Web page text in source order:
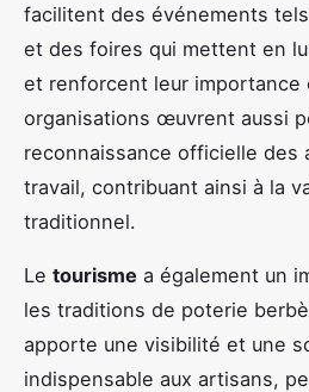
facilitent des événements
et des foires qui mettent en
et renforcent leur importance
organisations œuvrent aussi
reconnaissance officielle des
travail, contribuant ainsi à la
traditionnel.
Le tourisme a également un
les traditions de poterie
apporte une visibilité et une
indispensable aux artisans,